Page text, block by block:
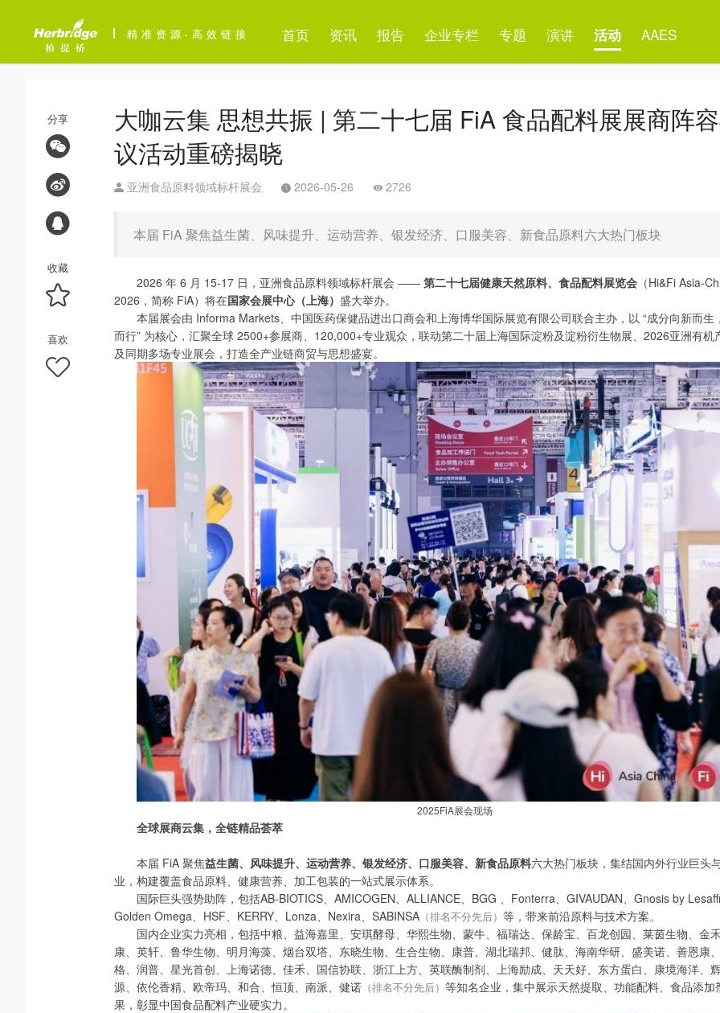
精准资源 · 高效链接 首页 资讯 报告 企业专栏 专题 演讲 活动 AAES
分享
收藏
喜欢
大咖云集 思想共振 | 第二十七届 FiA 食品配料展展商阵
议活动重磅揭晓
亚洲食品原料领域标杆展会 2026-05-26 2726
本届 FiA 聚焦益生菌、风味提升、运动营养、银发经济、口服美容、新食品原料六大热门板块
2026 年 6 月 15-17 日，亚洲食品原料领域标杆展会 —— 第二十七届健康天然原料、食品配料展览会（Hi&Fi Asia-
2026，简称 FiA）将在国家会展中心（上海） 盛大举办。
本届展会由 Informa Markets、中国医药保健品进出口商会和上海博华国际展览有限公司联合主办，以 “成分向新而生
而行” 为核心，汇聚全球 2500+参展商、120,000+专业观众，联动第二十届上海国际淀粉及淀粉衍生物展、2026亚洲有机
及同期多场专业展会，打造全产业链商贸与思想盛宴。
2025FiA展会现场
全球展商云集，全链精品荟萃
本届 FiA 聚焦益生菌、风味提升、运动营养、银发经济、口服美容、新食品原料六大热门板块，集结国内外行业巨头
业，构建覆盖食品原料、健康营养、加工包装的一站式展示体系。
国际巨头强势助阵，包括AB-BIOTICS、AMICOGEN、ALLIANCE、BGG 、Fonterra、GIVAUDAN、Gnosis by
Golden Omega、HSF、KERRY、Lonza、Nexira、SABINSA（排名不分先后） 等，带来前沿原料与技术方案。
国内企业实力亮相，包括中粮、益海嘉里、安琪酵母、华熙生物、蒙牛、福瑞达、保龄宝、百龙创园、莱茵生物、金
康、英轩、鲁华生物、明月海藻、烟台双塔、东晓生物、生合生物、康普、湖北瑞邦、健肽、海南华研、盛美诺、善恩康
格、润普、星光首创、上海诺德、佳禾、国信协联、浙江上方、英联酶制剂、上海励成、天天好、东方蛋白、康境海洋、
源、依伦香精、欧帝玛、和合、恒顶、南派、健诺（排名不分先后） 等知名企业，集中展示天然提取、功能配料、食品添加
果，彰显中国食品配料产业硬实力。